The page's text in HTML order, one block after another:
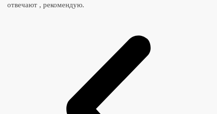
отвечают , рекомендую.